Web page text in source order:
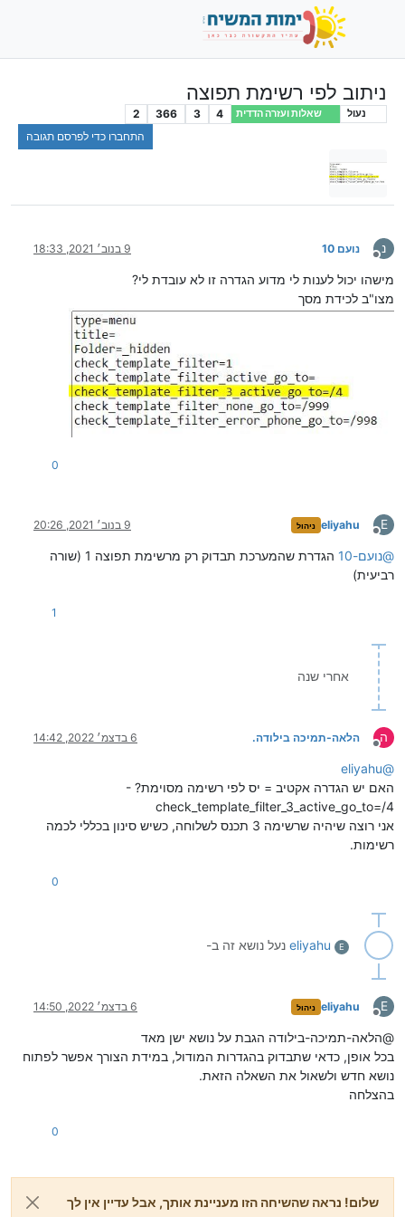
ניתוב לפי רשימת תפוצה
נעול שאלות ועזרה הדדית 4
3
366
2
התחברו כדי לפרסם תגובה
נ
מנותק
נועם 10 9 בנוב׳ 2021, 18:33
מישהו יכול לענות לי מדוע הגדרה זו לא עובדת לי?
מצו"ב לכידת מסך
0
E
מנותק
eliyahu ניהול 9 בנוב׳ 2021, 20:26
@נועם-10
הגדרת שהמערכת תבדוק רק מרשימת תפוצה 1 (שורה
רביעית)
1
אחרי שנה
ה
מנותק
הלאה-תמיכה בילודה. 6 בדצמ׳ 2022, 14:42
@
eliyahu
האם יש הגדרה אקטיב = יס לפי רשימה מסוימת? -
check_template_filter_3_active_go_to=/4
אני רוצה שיהיה שרשימה 3 תכנס לשלוחה, כשיש סינון בכללי לכמה
רשימות.
0
E
eliyahu נעל נושא זה ב-
E
מנותק
eliyahu ניהול 6 בדצמ׳ 2022, 14:50
@הלאה-תמיכה-בילודה הגבת על נושא ישן מאד
בכל אופן, כדאי שתבדוק בהגדרות המודול, במידת הצורך אפשר לפתוח
נושא חדש ולשאול את השאלה הזאת.
בהצלחה
0
שלום! נראה שהשיחה הזו מעניינת אותך, אבל עדיין אין לך